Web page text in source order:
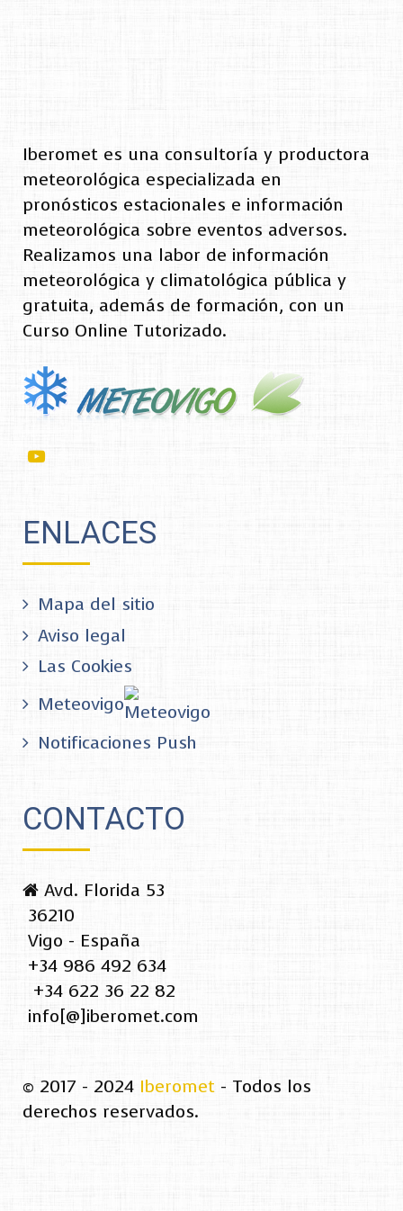
Iberomet es una consultoría y productora
meteorológica especializada en
pronósticos estacionales e información
meteorológica sobre eventos adversos.
Realizamos una labor de información
meteorológica y climatológica pública y
gratuita, además de formación, con un
Curso Online Tutorizado.
ENLACES
Mapa del sitio
Aviso legal
Las Cookies
Meteovigo
Notificaciones Push
CONTACTO
Avd. Florida 53
36210
Vigo - España
+34 986 492 634
+34 622 36 22 82
info[@]iberomet.com
© 2017 - 2024 Iberomet - Todos los
derechos reservados.